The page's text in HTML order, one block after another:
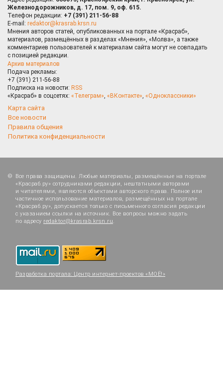
Железнодорожников, д. 17, пом. 9, оф. 615.
Телефон редакции: +7 (391) 211-56-88
E-mail: redaktor@krasrab.krsn.ru
Мнения авторов статей, опубликованных на портале «Красраб»,
материалов, размещённых в разделах «Мнения», «Молва», а также
комментариев пользователей к материалам сайта могут не совпадать
с позицией редакции.
Архив материалов
Подача рекламы:
+7 (391) 211-56-88
Подписка на новости: RSS
«Красраб» в соцсетях: «Телеграм», «ВКонтакте», «Одноклассники»
Карта сайта
Все новости
Правила общения
Политика конфиденциальности
Все права защищены. Любые материалы, размещённые на портале
«Красраб.ру» сотрудниками редакции, нештатными авторами
и читателями, являются объектами авторского права. Полное или
частичное использование материалов, размещённых на портале
«Красраб.ру», допускается только с письменного согласия редакции
с указанием ссылки на источник. Все вопросы можно задать
по адресу redaktor@krasrab.krsn.ru.
Разработка портала: Центр интернет-проектов «МОЁ!»